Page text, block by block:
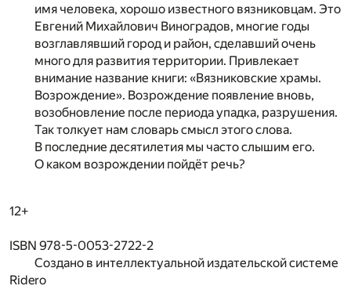
имя человека, хорошо известного вязниковцам. Это
Евгений Михайлович Виноградов, многие годы
возглавлявший город и район, сделавший очень
много для развития территории. Привлекает
внимание название книги: «Вязниковские храмы.
Возрождение». Возрождение появление вновь,
возобновление после периода упадка, разрушения.
Так толкует нам словарь смысл этого слова.
В последние десятилетия мы часто слышим его.
О каком возрождении пойдёт речь?
12+
ISBN 978-5-0053-2722-2
Создано в интеллектуальной издательской системе
Ridero